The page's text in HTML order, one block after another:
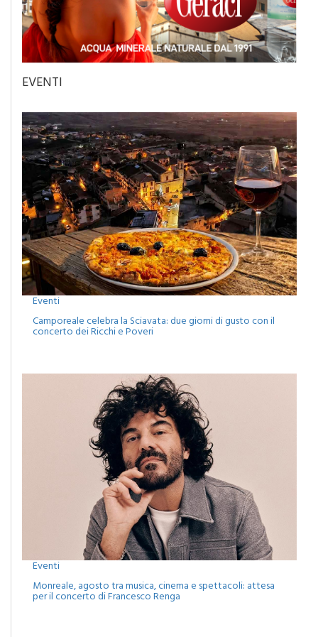
EVENTI
Eventi
Camporeale celebra la Sciavata: due giorni di gusto con il
concerto dei Ricchi e Poveri
Monreale, agosto tra musica, cinema e spettacoli: attesa
per il concerto di Francesco Renga